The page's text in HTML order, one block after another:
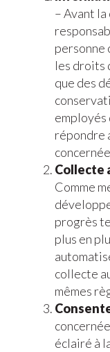
– Avant
personne
les droits
que des
répondre
Collecte
Comme
progrès
plus en
collecte
mêmes
éclairé à